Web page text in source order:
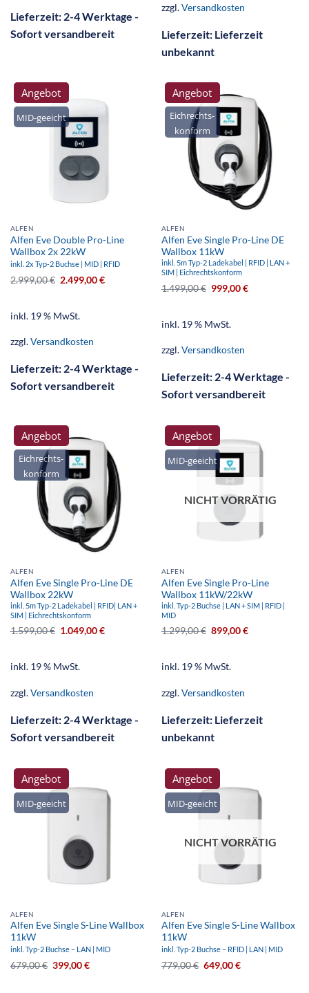
Lieferzeit: 2-4 Werktage -
Sofort versandbereit
zzgl.Versandkosten
Lieferzeit: Lieferzeit
unbekannt
MID-geeicht
Angebot
ALFEN
Alfen Eve Double Pro-Line
Wallbox 2x 22kW
inkl. 2x Typ-2 Buchse | MID | RFID
2.999,00€ 2.499,00€
inkl. 19 % MwSt.
zzgl.Versandkosten
Lieferzeit: 2-4 Werktage -
Sofort versandbereit
Angebot
Eichrechts-
konform
ALFEN
Alfen Eve Single Pro-Line DE
Wallbox 11kW
inkl. 5m Typ-2 Ladekabel | RFID | LAN +
SIM | Eichrechtskonform
1.499,00€ 999,00€
inkl. 19 % MwSt.
zzgl.Versandkosten
Lieferzeit: 2-4 Werktage -
Sofort versandbereit
Angebot
Eichrechts-
konform
ALFEN
Alfen Eve Single Pro-Line DE
Wallbox 22kW
inkl. 5m Typ-2 Ladekabel | RFID| LAN +
SIM | Eichrechtskonform
1.599,00€ 1.049,00€
inkl. 19 % MwSt.
zzgl.Versandkosten
Lieferzeit: 2-4 Werktage -
Sofort versandbereit
MID-geeicht
Angebot
NICHT VORRÄTIG
ALFEN
Alfen Eve Single Pro-Line
Wallbox 11kW/22kW
inkl. Typ-2 Buchse | LAN + SIM | RFID |
MID
1.299,00€ 899,00€
inkl. 19 % MwSt.
zzgl.Versandkosten
Lieferzeit: Lieferzeit
unbekannt
MID-geeicht
Angebot
ALFEN
Alfen Eve Single S-Line Wallbox
11kW
inkl. Typ-2 Buchse – LAN | MID
679,00€ 399,00€
MID-geeicht
Angebot
NICHT VORRÄTIG
ALFEN
Alfen Eve Single S-Line Wallbox
11kW
inkl. Typ-2 Buchse – RFID | LAN | MID
779,00€ 649,00€